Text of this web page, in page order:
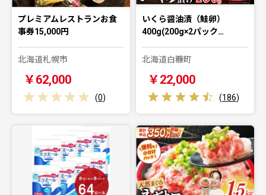
プレミアムレストランお食
事券15,000円
北海道札幌市
￥62,000
(0)
いくら醤油漬（鮭卵）
400g(200g×2パック…
北海道白糠町
￥22,000
(186)